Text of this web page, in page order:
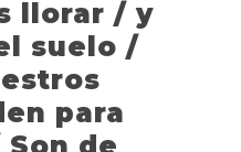
llorar / y
suelo /
para